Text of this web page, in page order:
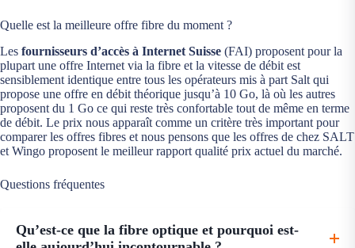
Quelle est la meilleure offre fibre du moment ?
Les fournisseurs d’accès à Internet Suisse (FAI) proposent pour la
plupart une offre Internet via la fibre et la vitesse de débit est
sensiblement identique entre tous les opérateurs mis à part Salt qui
propose une offre en débit théorique jusqu’à 10 Go, là où les autres
proposent du 1 Go ce qui reste très confortable tout de même en terme
de débit. Le prix nous apparaît comme un critère très important pour
comparer les offres fibres et nous pensons que les offres de chez SALT
et Wingo proposent le meilleur rapport qualité prix actuel du marché.
Questions fréquentes
Qu’est-ce que la fibre optique et pourquoi est-